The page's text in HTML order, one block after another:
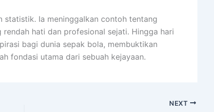
statistik. Ia meninggalkan contoh tentang
hati dan profesional sejati. Hingga hari
bagi dunia sepak bola, membuktikan
fondasi utama dari sebuah kejayaan.
NEXT